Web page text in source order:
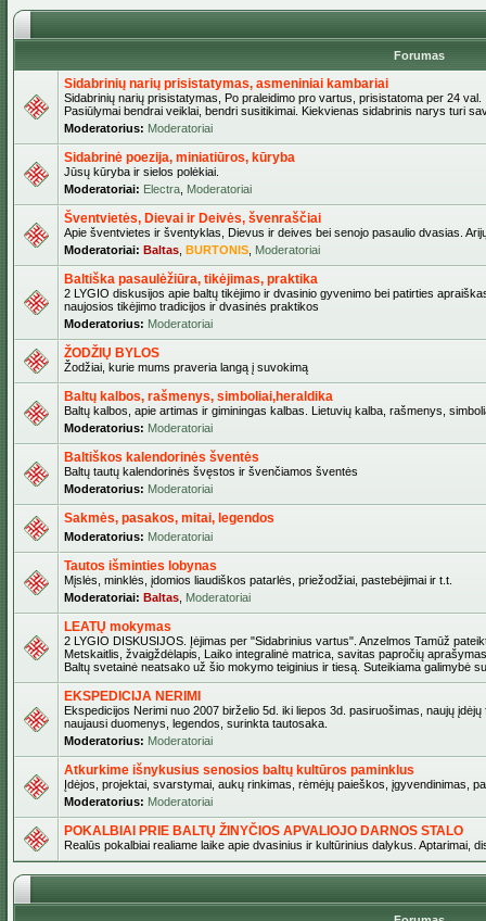
Forumas
Sidabrinių narių prisistatymas, asmeniniai kambariai
Sidabrinių narių prisistatymas, Po praleidimo pro vartus, prisistatoma per 24 val.
Pasiūlymai bendrai veiklai, bendri susitikimai. Kiekvienas sidabrinis narys turi
Moderatorius: Moderatoriai
Sidabrinė poezija, miniatiūros, kūryba
Jūsų kūryba ir sielos polėkiai.
Moderatoriai: Electra Moderatoriai
Šventvietės, Dievai ir Deivės, švenraščiai
Apie šventvietes ir šventyklas, Dievus ir deives bei senojo pasaulio dvasias.
Moderatoriai: Baltas BURTONIS Moderatoriai
Baltiška pasaulėžiūra, tikėjimas, praktika
2 LYGIO diskusijos apie baltų tikėjimo ir dvasinio gyvenimo bei patirties
naujosios tikėjimo tradicijos ir dvasinės praktikos
Moderatorius: Moderatoriai
ŽODŽIŲ BYLOS
Žodžiai, kurie mums praveria langą į suvokimą
Baltų kalbos, rašmenys, simboliai,heraldika
Baltų kalbos, apie artimas ir giminingas kalbas. Lietuvių kalba, rašmenys,
Moderatorius: Moderatoriai
Baltiškos kalendorinės šventės
Baltų tautų kalendorinės švęstos ir švenčiamos šventės
Moderatorius: Moderatoriai
Sakmės, pasakos, mitai, legendos
Moderatorius: Moderatoriai
Tautos išminties lobynas
Mįslės, minklės, įdomios liaudiškos patarlės, priežodžiai, pastebėjimai ir t.t.
Moderatoriai: Baltas Moderatoriai
LEATŲ mokymas
2 LYGIO DISKUSIJOS. Įėjimas per "Sidabrinius vartus". Anzelmos Tamūž
Metskaitlis, žvaigždėlapis, Laiko integralinė matrica, savitas papročių
Baltų svetainė neatsako už šio mokymo teiginius ir tiesą. Suteikiama galimybė
EKSPEDICIJA NERIMI
Ekspedicijos Nerimi nuo 2007 birželio 5d. iki liepos 3d. pasiruošimas, naujų
naujausi duomenys, legendos, surinkta tautosaka.
Moderatorius: Moderatoriai
Atkurkime išnykusius senosios baltų kultūros paminklus
Įdėjos, projektai, svarstymai, aukų rinkimas, rėmėjų paieškos, įgyvendinimas,
Moderatorius: Moderatoriai
POKALBIAI PRIE BALTŲ ŽINYČIOS APVALIOJO DARNOS STALO
Realūs pokalbiai realiame laike apie dvasinius ir kultūrinius dalykus. Aptarimai,